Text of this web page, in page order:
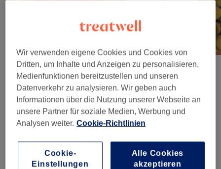
Salonbewertungen
4,8
Ambiente
Wir verwenden eigene Cookies und Cookies von
Dritten, um Inhalte und Anzeigen zu personalisieren,
Medienfunktionen bereitzustellen und unseren
Datenverkehr zu analysieren. Wir geben auch
Informationen über die Nutzung unserer Webseite an
unsere Partner für soziale Medien, Werbung und
Analysen weiter. Cookie-Richtlinien
Cookie-
Einstellungen
Alle Cookies
akzeptieren